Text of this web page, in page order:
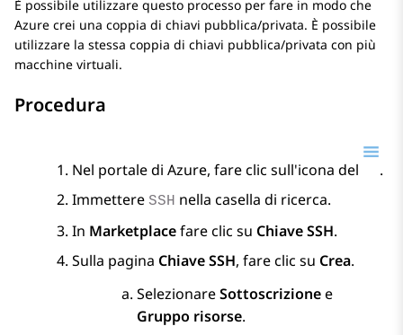
È possibile utilizzare questo processo per fare in modo che
Azure crei una coppia di chiavi pubblica/privata. È possibile
utilizzare la stessa coppia di chiavi pubblica/privata con più
macchine virtuali.
Procedura
Nel portale di Azure, fare clic sull'icona del
.
Immettere SSH nella casella di ricerca.
In Marketplacefare clic su Chiave SSH.
Sulla pagina Chiave SSH, fare clic su Crea.
SelezionareSottoscrizionee
Gruppo risorse.